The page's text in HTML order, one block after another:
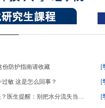
份防护指南请收藏
敏 这是怎么回事？
生提醒：别把水分流失当成减脂
[
[
[